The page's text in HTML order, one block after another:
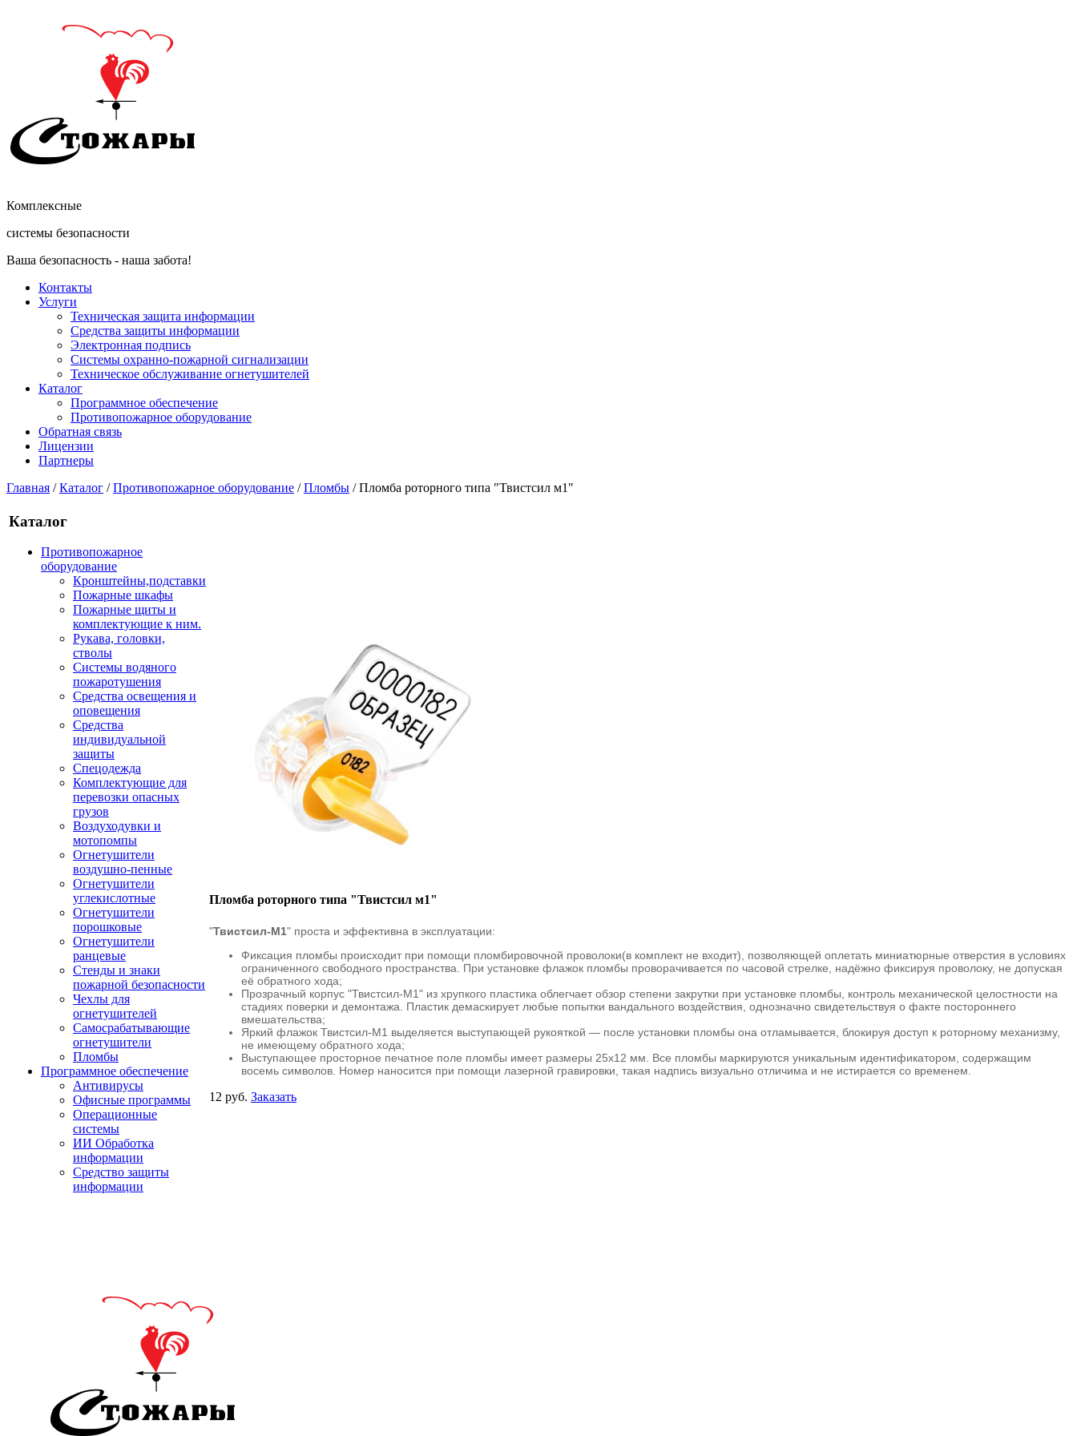
Комплексные
системы безопасности
Ваша безопасность - наша забота!
Контакты
Услуги
Техническая защита информации
Средства защиты информации
Электронная подпись
Системы охранно-пожарной сигнализации
Техническое обслуживание огнетушителей
Каталог
Программное обеспечение
Противопожарное оборудование
Обратная связь
Лицензии
Партнеры
Главная /Каталог /Противопожарное оборудование /Пломбы /Пломба роторного типа "Твистсил м1"
Каталог
Противопожарное
оборудование
Кронштейны,подставки
Пожарные шкафы
Пожарные щиты и
комплектующие к ним.
Рукава, головки,
стволы
Системы водяного
пожаротушения
Средства освещения и
оповещения
Средства
индивидуальной
защиты
Спецодежда
Комплектующие для
перевозки опасных
грузов
Воздуходувки и
мотопомпы
Огнетушители
воздушно-пенные
Огнетушители
углекислотные
Огнетушители
порошковые
Огнетушители
ранцевые
Стенды и знаки
пожарной безопасности
Чехлы для
огнетушителей
Самосрабатывающие
огнетушители
Пломбы
Программное обеспечение
Антивирусы
Офисные программы
Операционные
системы
ИИ Обработка
информации
Средство защиты
информации
Пломба роторного типа "Твистсил м1"
"Твистсил-М1" проста и эффективна в эксплуатации:
Фиксация пломбы происходит при помощи пломбировочной проволоки(в комплект не входит), позволяющей оплетать миниатюрные отверстия в условиях
ограниченного свободного пространства. При установке флажок пломбы проворачивается по часовой стрелке, надёжно фиксируя проволоку, не допуская
её обратного хода;
Прозрачный корпус "Твистсил-М1" из хрупкого пластика облегчает обзор степени закрутки при установке пломбы, контроль механической целостности на
стадиях поверки и демонтажа. Пластик демаскирует любые попытки вандального воздействия, однозначно свидетельствуя о факте постороннего
вмешательства;
Яркий флажок Твистсил-М1 выделяется выступающей рукояткой — после установки пломбы она отламывается, блокируя доступ к роторному механизму,
не имеющему обратного хода;
Выступающее просторное печатное поле пломбы имеет размеры 25х12 мм. Все пломбы маркируются уникальным идентификатором, содержащим
восемь символов. Номер наносится при помощи лазерной гравировки, такая надпись визуально отличима и не истирается со временем.
12 руб. Заказать